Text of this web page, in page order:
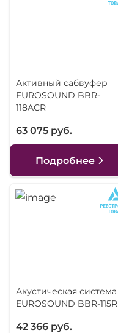
Активный сабвуфер
EUROSOUND BBR-
118ACR
63 075 руб.
Подробнее
Акустическая система
EUROSOUND BBR-115R
42 366 руб.